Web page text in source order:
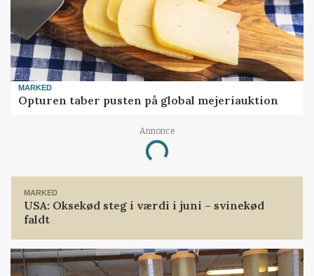
MARKED
Opturen taber pusten på global mejeriauktion
Annonce
Loading...
MARKED
USA: Oksekød steg i værdi i juni – svinekød
faldt